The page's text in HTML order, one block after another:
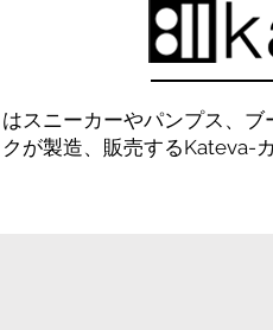
はスニーカーやパンプス、
が製造、販売するKateva-